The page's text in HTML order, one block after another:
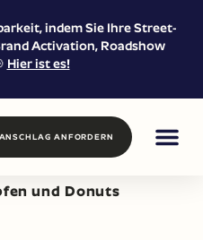
indem Sie Ihre Street-
Activation, Roadshow
Hier ist es!
ANFORDERN
und Donuts